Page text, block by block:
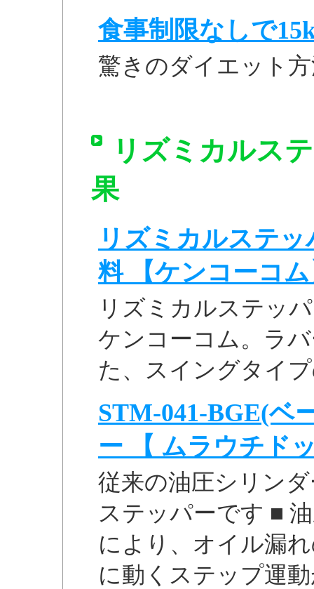
食事制限なしで
驚きのダイエット
リズミカルス
果
リズミカルステッ
料 【ケンコーコ
リズミカルステッ
ケンコーコム。ラ
た、スイングタイ
STM-041-BGE(ベ
ー 【 ムラウチド
従来の油圧シリン
ステッパーです ■
により、オイル漏
に動くステップ運